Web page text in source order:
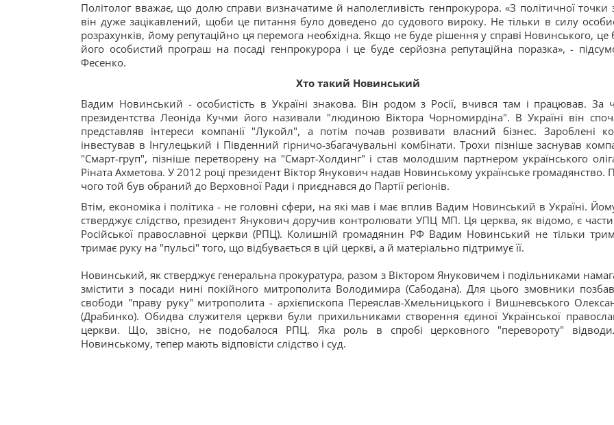
Політолог вважає, що долю справи визначатиме й наполегливість генпрокурора. «З політичної точки
він дуже зацікавлений, щоби це питання було доведено до судового вироку. Не тільки в силу
розрахунків, йому репутаційно ця перемога необхідна. Якщо не буде рішення у справі Новинського, це
його особистий програш на посаді генпрокурора і це буде серйозна репутаційна поразка», -
Фесенко.
Хто такий Новинський
Вадим Новинський - особистість в Україні знакова. Він родом з Росії, вчився там і працював. За
президентства Леоніда Кучми його називали "людиною Віктора Чорномирдіна". В Україні він
представляв інтереси компанії "Лукойл", а потім почав розвивати власний бізнес. Зароблені
інвестував в Інгулецький і Південний гірничо-збагачувальні комбінати. Трохи пізніше заснував
"Смарт-груп", пізніше перетворену на "Смарт-Холдинг" і став молодшим партнером українського
Ріната Ахметова. У 2012 році президент Віктор Янукович надав Новинському українське громадянство.
чого той був обраний до Верховної Ради і приєднався до Партії регіонів.
Втім, економіка і політика - не головні сфери, на які мав і має вплив Вадим Новинський в Україні.
стверджує слідство, президент Янукович доручив контролювати УПЦ МП. Ця церква, як відомо, є
Російської православної церкви (РПЦ). Колишній громадянин РФ Вадим Новинський не тільки
тримає руку на "пульсі" того, що відбувається в цій церкві, а й матеріально підтримує її.
Новинський, як стверджує генеральна прокуратура, разом з Віктором Януковичем і подільниками
змістити з посади нині покійного митрополита Володимира (Сабодана). Для цього змовники
свободи "праву руку" митрополита - архієпископа Переяслав-Хмельницького і Вишневського
(Драбинко). Обидва служителя церкви були прихильниками створення єдиної Української
церкви. Що, звісно, не подобалося РПЦ. Яка роль в спробі церковного "перевороту"
Новинському, тепер мають відповісти слідство і суд.